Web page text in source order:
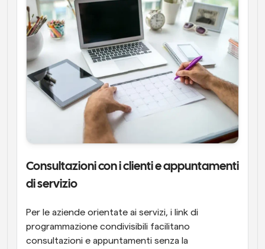
Consultazioni con i clienti e appuntamenti
di servizio
Per le aziende orientate ai servizi, i link di
programmazione condivisibili facilitano
consultazioni e appuntamenti senza la